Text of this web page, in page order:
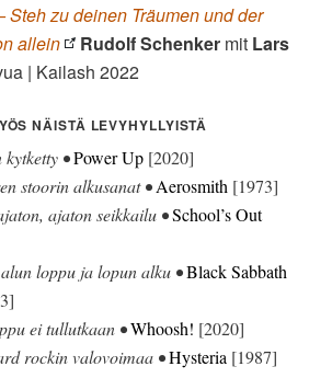
Steh zu deinen Träumen und der
allein
Rudolf Schenker mit Lars
| Kailash 2022
NÄISTÄ LEVYHYLLYISTÄ
kytketty •Power Up [2020]
stoorin alkusanat •Aerosmith [1973]
ajaton seikkailu •School’s Out
loppu ja lopun alku •Black Sabbath
ei tullutkaan •Whoosh! [2020]
rockin valovoimaa •Hysteria [1987]